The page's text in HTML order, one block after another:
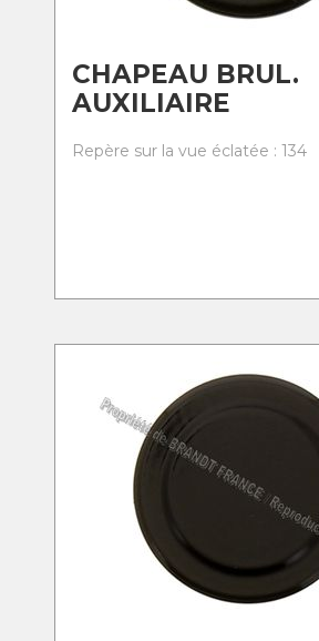
CHAPEAU BRUL.
AUXILIAIRE
Repère sur la vue éclatée : 134